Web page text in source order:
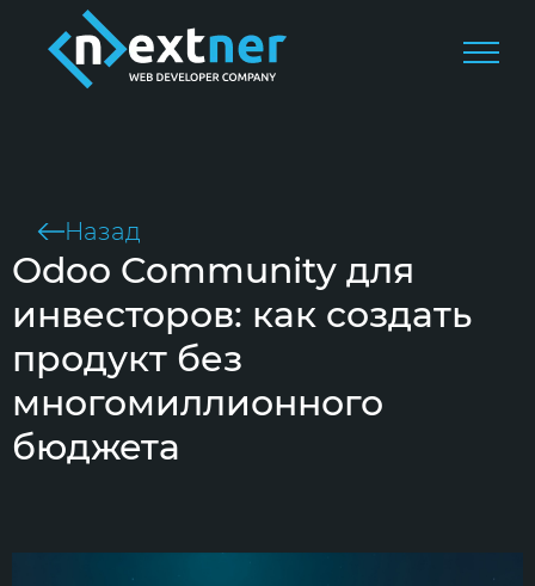
Назад
Odoo Community для
инвесторов: как создать
продукт без
многомиллионного
бюджета